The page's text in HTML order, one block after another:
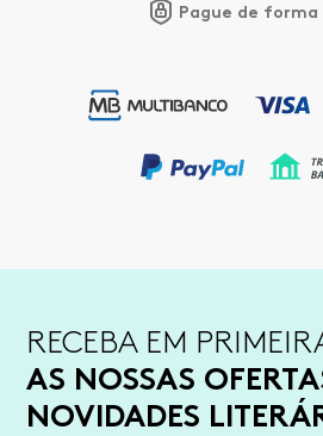
Pague de forma
RECEBA EM
AS NOSSAS
NOVIDADES